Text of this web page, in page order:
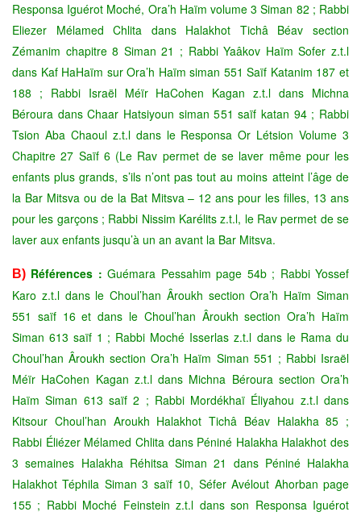
Responsa Iguérot Moché, Ora’h Haïm volume 3 Siman 82 ; Rabbi
Eliezer Mélamed Chlita dans Halakhot Tichâ Béav section
Zémanim chapitre 8 Siman 21 ; Rabbi Yaâkov Haïm Sofer z.t.l
dans Kaf HaHaïm sur Ora’h Haïm siman 551 Saïf Katanim 187 et
188 ; Rabbi Israël Méïr HaCohen Kagan z.t.l dans Michna
Béroura dans Chaar Hatsiyoun siman 551 saïf katan 94 ; Rabbi
Tsion Aba Chaoul z.t.l dans le Responsa Or Létsion Volume 3
Chapitre 27 Saïf 6 (Le Rav permet de se laver même pour les
enfants plus grands, s’ils n’ont pas tout au moins atteint l’âge de
la Bar Mitsva ou de la Bat Mitsva – 12 ans pour les filles, 13 ans
pour les garçons ; Rabbi Nissim Karélits z.t.l, le Rav permet de se
laver aux enfants jusqu’à un an avant la Bar Mitsva.
B) Références : Guémara Pessahim page 54b ; Rabbi Yossef
Karo z.t.l dans le Choul’han Âroukh section Ora’h Haïm Siman
551 saïf 16 et dans le Choul’han Âroukh section Ora’h Haïm
Siman 613 saïf 1 ; Rabbi Moché Isserlas z.t.l dans le Rama du
Choul’han Âroukh section Ora’h Haïm Siman 551 ; Rabbi Israël
Méïr HaCohen Kagan z.t.l dans Michna Béroura section Ora’h
Haïm Siman 613 saïf 2 ; Rabbi Mordékhaï Éliyahou z.t.l dans
Kitsour Choul’han Aroukh Halakhot Tichâ Béav Halakha 85 ;
Rabbi Éliézer Mélamed Chlita dans Péniné Halakha Halakhot des
3 semaines Halakha Réhitsa Siman 21 dans Péniné Halakha
Halakhot Téphila Siman 3 saïf 10, Séfer Avélout Ahorban page
155 ; Rabbi Moché Feinstein z.t.l dans son Responsa Iguérot